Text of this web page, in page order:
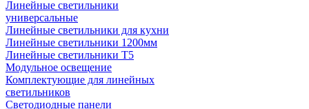
Линейные светильники
универсальные
Линейные светильники для кухни
Линейные светильники 1200мм
Линейные светильники Т5
Модульное освещение
Комплектующие для линейных
светильников
Светодиодные панели